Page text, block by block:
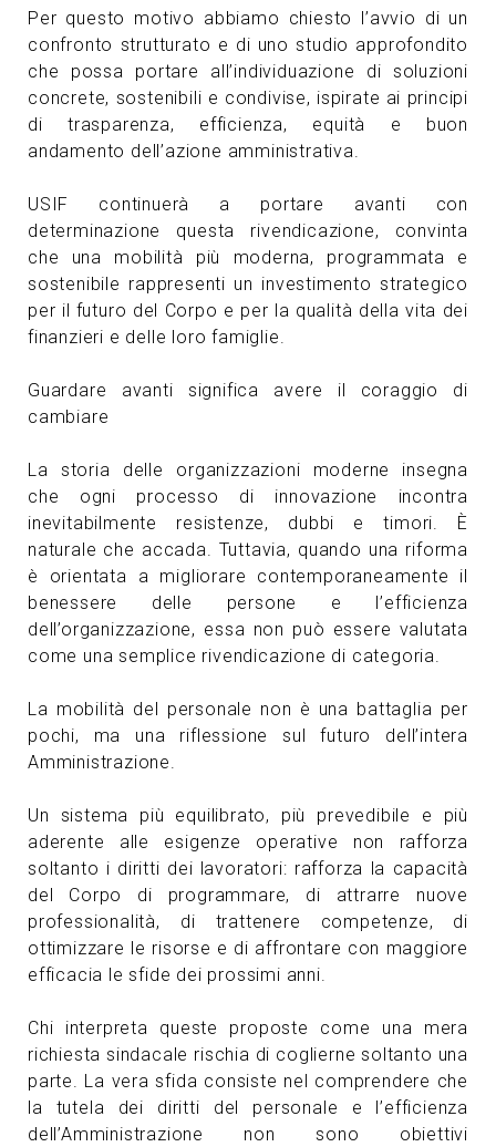
Per questo motivo abbiamo chiesto l’avvio di un
confronto strutturato e di uno studio approfondito
che possa portare all’individuazione di soluzioni
concrete, sostenibili e condivise, ispirate ai principi
di trasparenza, efficienza, equità e buon
andamento dell’azione amministrativa.
USIF continuerà a portare avanti con
determinazione questa rivendicazione, convinta
che una mobilità più moderna, programmata e
sostenibile rappresenti un investimento strategico
per il futuro del Corpo e per la qualità della vita dei
finanzieri e delle loro famiglie.
Guardare avanti significa avere il coraggio di
cambiare
La storia delle organizzazioni moderne insegna
che ogni processo di innovazione incontra
inevitabilmente resistenze, dubbi e timori. È
naturale che accada. Tuttavia, quando una riforma
è orientata a migliorare contemporaneamente il
benessere delle persone e l’efficienza
dell’organizzazione, essa non può essere valutata
come una semplice rivendicazione di categoria.
La mobilità del personale non è una battaglia per
pochi, ma una riflessione sul futuro dell’intera
Amministrazione.
Un sistema più equilibrato, più prevedibile e più
aderente alle esigenze operative non rafforza
soltanto i diritti dei lavoratori: rafforza la capacità
del Corpo di programmare, di attrarre nuove
professionalità, di trattenere competenze, di
ottimizzare le risorse e di affrontare con maggiore
efficacia le sfide dei prossimi anni.
Chi interpreta queste proposte come una mera
richiesta sindacale rischia di coglierne soltanto una
parte. La vera sfida consiste nel comprendere che
la tutela dei diritti del personale e l’efficienza
dell’Amministrazione non sono obiettivi